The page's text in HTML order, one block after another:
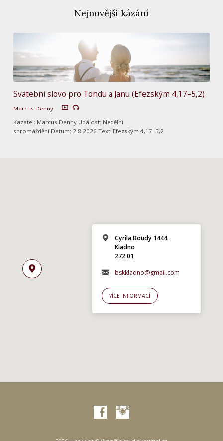
Nejnovější kázání
Svatební slovo pro Tondu a Janu (Efezským 4,17–5,2)
Marcus Denny
Kazatel: Marcus Denny Událost: Nedělní
shromáždění Datum: 2.8.2026 Text: Efezským 4,17–5,2
Cyrila Boudy 1444
Kladno
272 01
bskkladno@gmail.com
VÍCE INFORMACÍ